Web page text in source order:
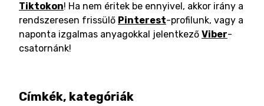
Tiktokon! Ha nem éritek be ennyivel, akkor irány a
rendszeresen frissülő Pinterest-profilunk, vagy a
naponta izgalmas anyagokkal jelentkező Viber-
csatornánk!
Címkék, kategóriák